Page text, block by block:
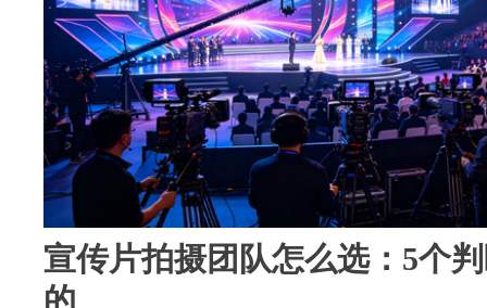
宣传片拍摄团队怎么选：5个
的